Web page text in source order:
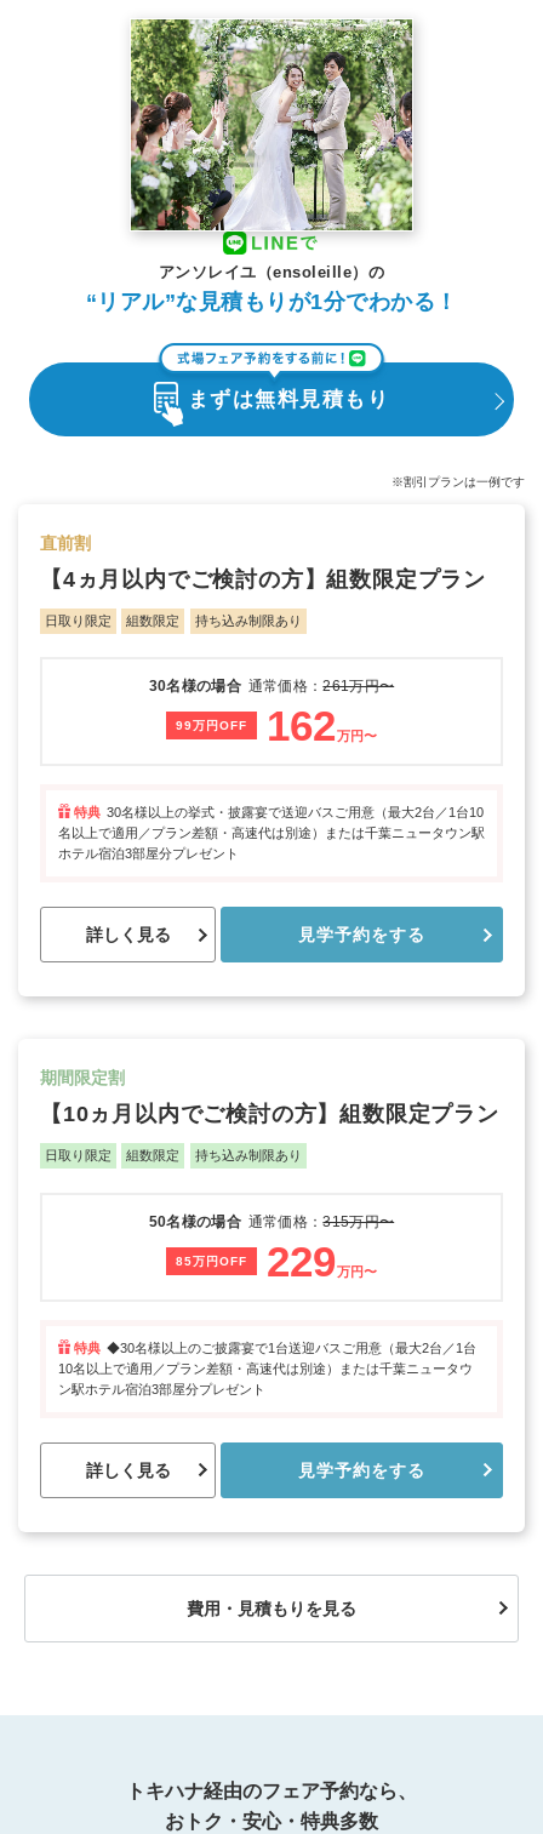
アンソレイユ（ensoleille）の
“リアル”な見積もりが1分でわかる！
まずは無料見積もり
※割引プランは一例です
直前割
【4ヵ月以内でご検討の方】組数限定プラン
日取り限定 組数限定 持ち込み制限あり
30名様の場合 通常価格：261万円〜
99万円OFF 162万円〜
特典 30名様以上の挙式・披露宴で送迎バスご用意（最大2台／1台10
名以上で適用／プラン差額・高速代は別途）または千葉ニュータウン駅
ホテル宿泊3部屋分プレゼント
詳しく見る 見学予約をする
期間限定割
【10ヵ月以内でご検討の方】組数限定プラン
日取り限定 組数限定 持ち込み制限あり
50名様の場合 通常価格：315万円〜
85万円OFF 229万円〜
特典 ◆30名様以上のご披露宴で1台送迎バスご用意（最大2台／1台
10名以上で適用／プラン差額・高速代は別途）または千葉ニュータウ
ン駅ホテル宿泊3部屋分プレゼント
詳しく見る 見学予約をする
費用・見積もりを見る
トキハナ経由のフェア予約なら、
おトク・安心・特典多数